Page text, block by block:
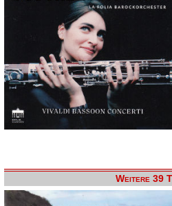
Weitere 39